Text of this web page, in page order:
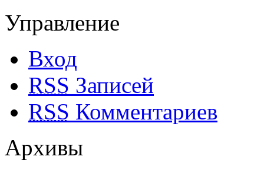
Управление
Вход
RSS Записей
RSS Комментариев
Архивы